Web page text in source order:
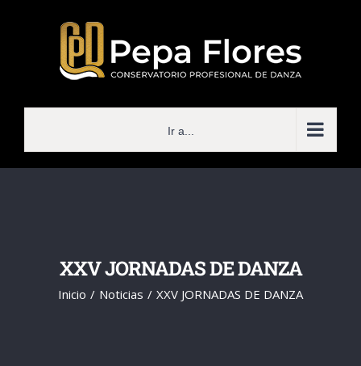
Ir a...
XXV JORNADAS DE DANZA
Inicio Noticias XXV JORNADAS DE DANZA